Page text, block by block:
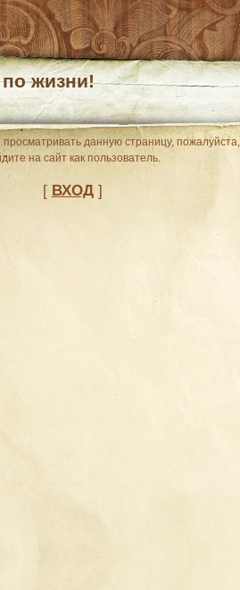
жизни!
данную страницу, пожалуйста,
на сайт как пользователь.
[ ВХОД]